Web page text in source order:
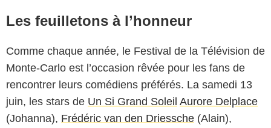
Les feuilletons à l’honneur
Comme chaque année, le Festival de la Télévision de
Monte-Carlo est l’occasion rêvée pour les fans de
rencontrer leurs comédiens préférés. La samedi 13
juin, les stars de Un Si Grand Soleil Aurore Delplace
(Johanna), Frédéric van den Driessche (Alain),